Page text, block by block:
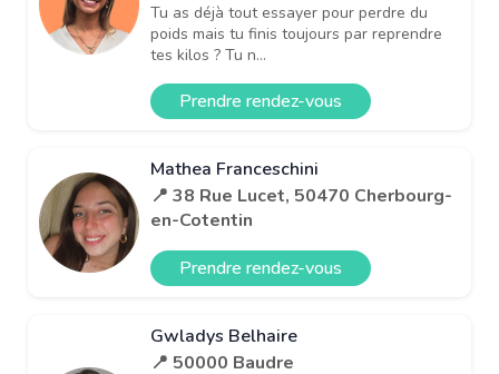
Tu as déjà tout essayer pour perdre du
poids mais tu finis toujours par reprendre
tes kilos ? Tu n...
Prendre rendez-vous
Mathea Franceschini
📍 38 Rue Lucet, 50470 Cherbourg-
en-Cotentin
Prendre rendez-vous
Gwladys Belhaire
📍 50000 Baudre